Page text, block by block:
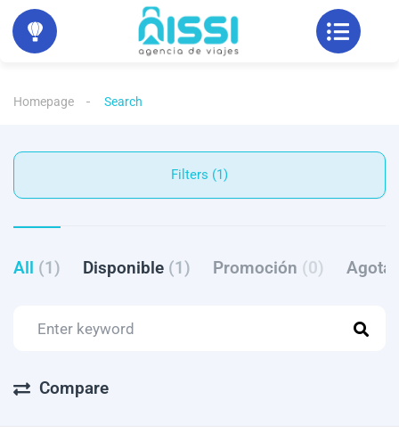
Homepage Search
Filters (1)
All (1) Disponible (1) Promoción (0)
Compare